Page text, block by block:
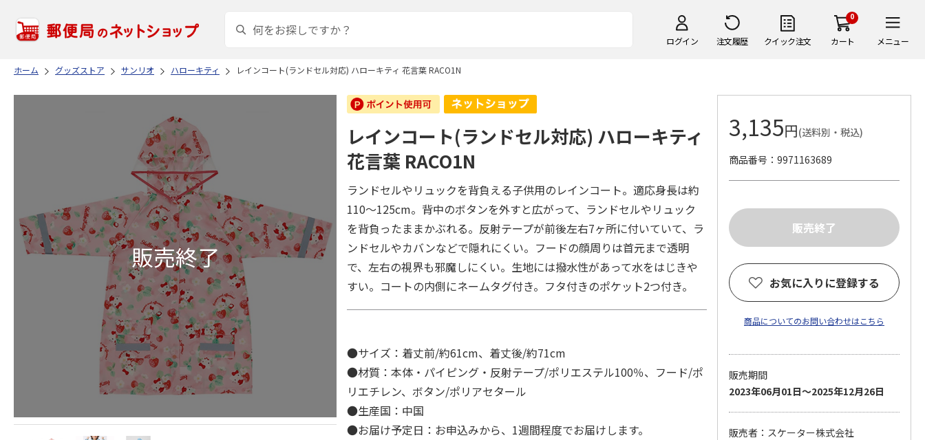
ログイン 注文履歴 クイック注文
0
カート メニュー
ホーム グッズストア サンリオ ハローキティ レインコート(ランドセル対応) ハローキティ 花言葉 RACO1N
レインコート(ランドセル対応) ハローキティ
花言葉 RACO1N
ランドセルやリュックを背負える子供用のレインコート。適応身長は約
110～125cm。背中のボタンを外すと広がって、ランドセルやリュック
を背負ったままかぶれる。反射テープが前後左右7ヶ所に付いていて、ラ
ンドセルやカバンなどで隠れにくい。フードの顔周りは首元まで透明
で、左右の視界も邪魔しにくい。生地には撥水性があって水をはじきや
すい。コートの内側にネームタグ付き。フタ付きのポケット2つ付き。
●サイズ：着丈前/約61cm、着丈後/約71cm
●材質：本体・パイピング・反射テープ/ポリエステル100％、フード/ポ
リエチレン、ボタン/ポリアセタール
●生産国：中国
●お届け予定日：お申込みから、1週間程度でお届けします。
3,135円(送料別・税込)
商品番号
9971163689
お気に入りに登録する
商品についてのお問い合わせはこちら
販売期間
2023年06月01日～2025年12月26日
販売者：スケーター株式会社